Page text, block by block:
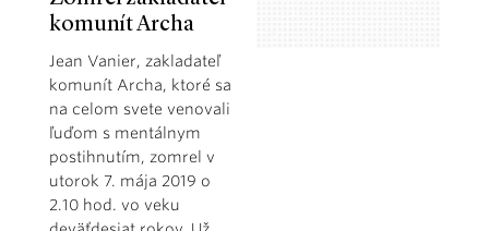
komunít Archa
Jean Vanier, zakladateľ
komunít Archa, ktoré sa
na celom svete venovali
ľuďom s mentálnym
postihnutím, zomrel v
utorok 7. mája 2019 o
2.10 hod. vo veku